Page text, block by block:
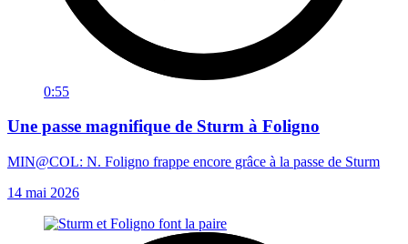
0:55
Une passe magnifique de Sturm à Foligno
MIN@COL: N. Foligno frappe encore grâce à la passe de Sturm
14 mai 2026